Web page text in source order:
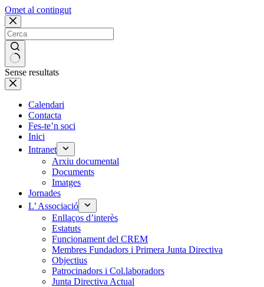
Omet al contingut
Sense resultats
Calendari
Contacta
Fes-te’n soci
Inici
Intranet
Arxiu documental
Documents
Imatges
Jornades
L’ Associació
Enllaços d’interès
Estatuts
Funcionament del CREM
Membres Fundadors i Primera Junta Directiva
Objectius
Patrocinadors i Col.laboradors
Junta Directiva Actual